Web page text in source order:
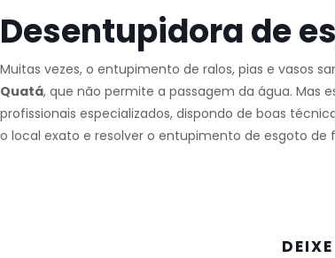
Desentupidora de
Muitas vezes, o entupimento de ralos, pias e vasos
Quatá, que não permite a passagem da água. Mas
profissionais especializados, dispondo de boas
o local exato e resolver o entupimento de esgoto